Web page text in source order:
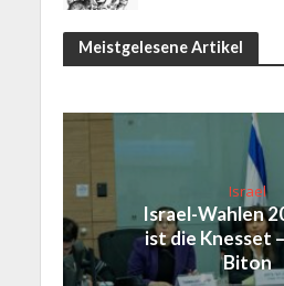
Meistgelesene Artikel
Israel
Israel-Wahlen
ist die Knesset
Biton